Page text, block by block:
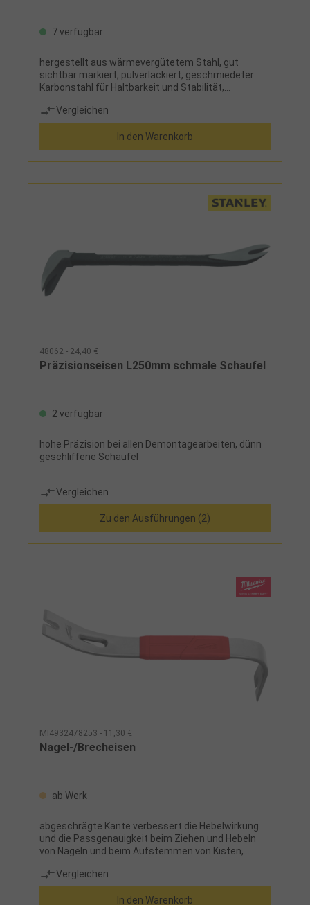
7 verfügbar
hergestellt aus wärmevergütetem Stahl, gut
sichtbar markiert, pulverlackiert, geschmiedeter
Karbonstahl für Haltbarkeit und Stabilität,
abgeflachter Nut
Vergleichen
In den Warenkorb
48062 - 24,40 €
Präzisionseisen L250mm schmale Schaufel
2 verfügbar
hohe Präzision bei allen Demontagearbeiten, dünn
geschliffene Schaufel
Vergleichen
Zu den Ausführungen (2)
MI4932478253 - 11,30 €
Nagel-/Brecheisen
ab Werk
abgeschrägte Kante verbessert die Hebelwirkung
und die Passgenauigkeit beim Ziehen und Hebeln
von Nägeln und beim Aufstemmen von Kisten,
Klammern leicht, ohne den Bodenbelag oder
umliegende Materialien zu beschädigen, verstärkte,
schlagbare Klaue für zusätzliche
Vergleichen
In den Warenkorb